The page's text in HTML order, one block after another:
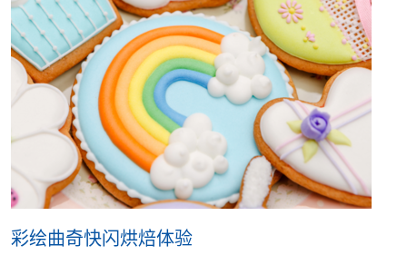
彩绘曲奇快闪烘焙体验